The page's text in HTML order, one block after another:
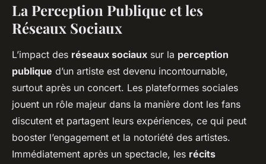
La Perception Publique et les
Réseaux Sociaux
L’impact des réseaux sociaux sur la perception
publique d’un artiste est devenu incontournable,
surtout après un concert. Les plateformes sociales
jouent un rôle majeur dans la manière dont les fans
discutent et partagent leurs expériences, ce qui peut
booster l’engagement et la notoriété des artistes.
Immédiatement après un spectacle, les récits